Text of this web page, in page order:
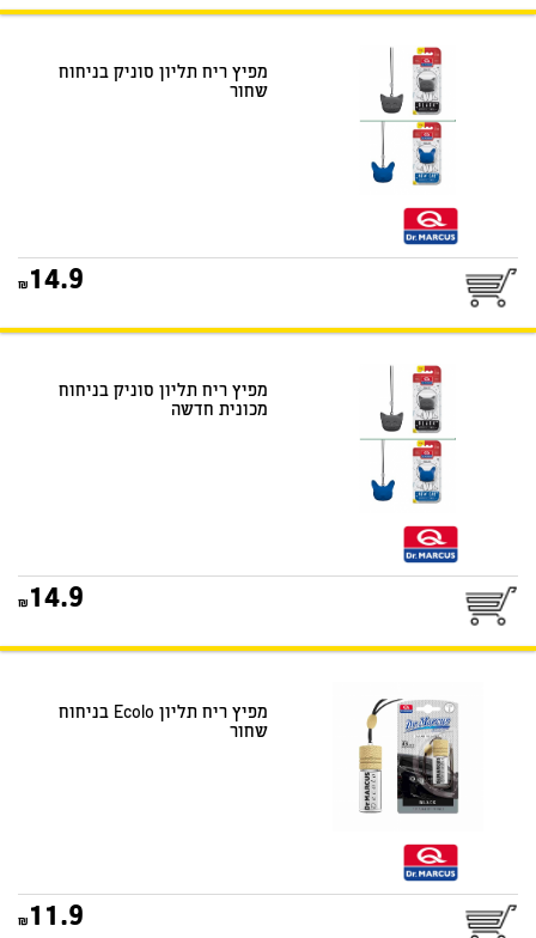
מפיץ ריח תליון סוניק בניחוח
שחור
14.9
מפיץ ריח תליון סוניק בניחוח
מכונית חדשה
14.9
מפיץ ריח תליון Ecolo בניחוח
שחור
11.9